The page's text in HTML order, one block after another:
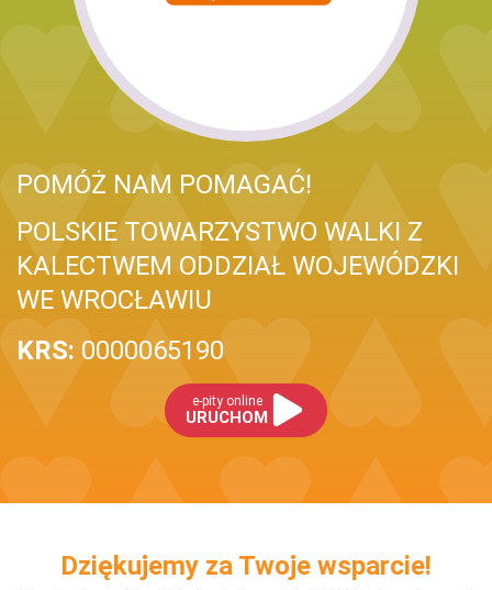
POMÓŻ NAM POMAGAĆ!
POLSKIE TOWARZYSTWO WALKI Z
KALECTWEM ODDZIAŁ WOJEWÓDZKI
WE WROCŁAWIU
KRS: 0000065190
e-pity online
URUCHOM
Dziękujemy za Twoje wsparcie!